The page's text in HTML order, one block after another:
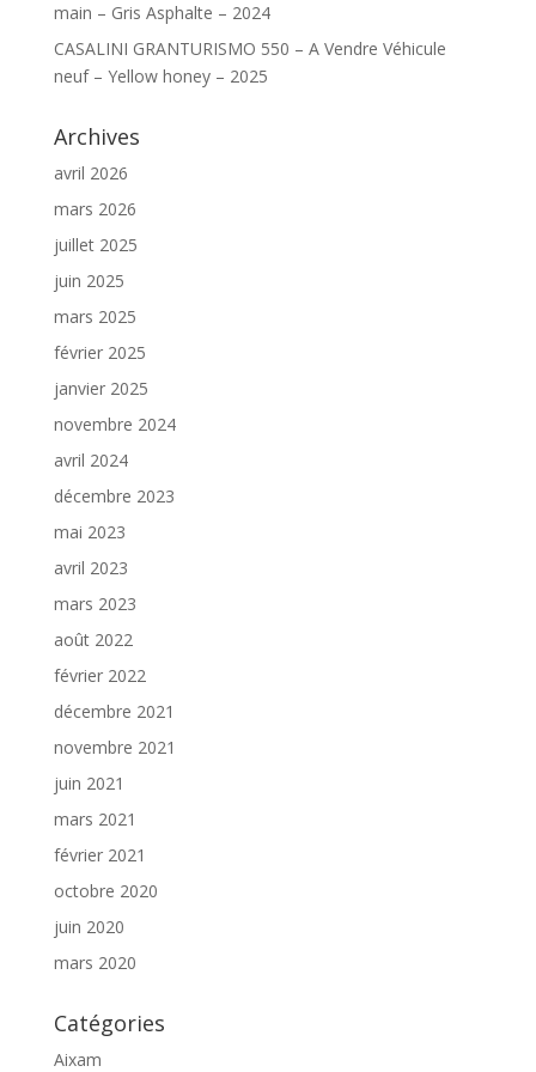
main – Gris Asphalte – 2024
CASALINI GRANTURISMO 550 – A Vendre Véhicule
neuf – Yellow honey – 2025
Archives
avril 2026
mars 2026
juillet 2025
juin 2025
mars 2025
février 2025
janvier 2025
novembre 2024
avril 2024
décembre 2023
mai 2023
avril 2023
mars 2023
août 2022
février 2022
décembre 2021
novembre 2021
juin 2021
mars 2021
février 2021
octobre 2020
juin 2020
mars 2020
Catégories
Aixam